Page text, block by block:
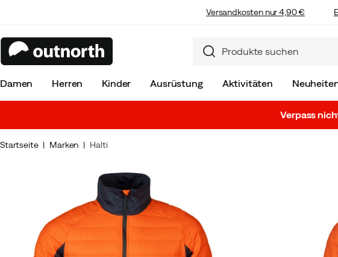
Versandkosten nur 4,90 €
Damen Herren Kinder Ausrüstung Aktivitäten
Verpass
Startseite Marken Halti